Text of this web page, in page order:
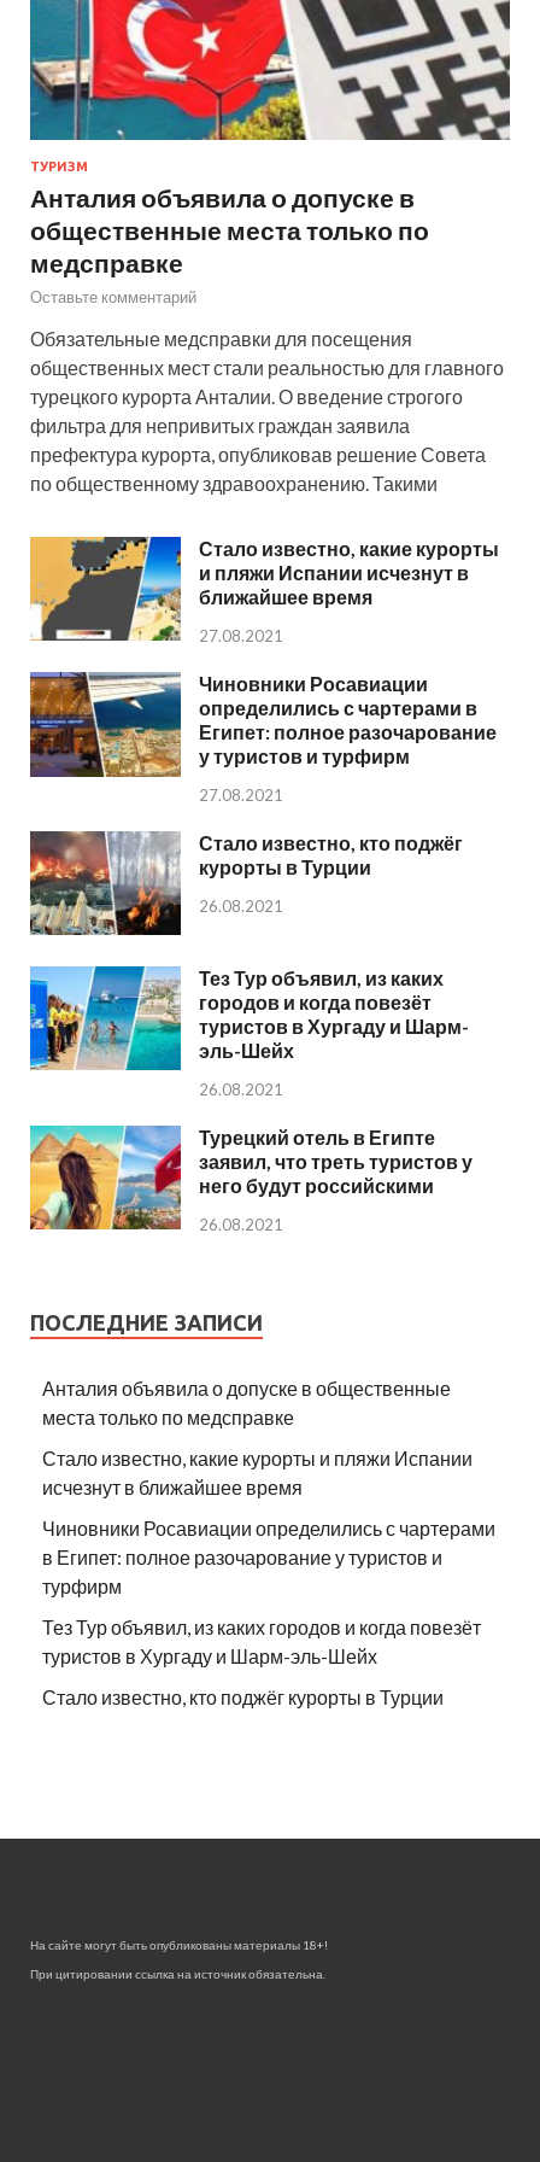
ТУРИЗМ
Анталия объявила о допуске в
общественные места только по
медсправке
Оставьте комментарий
Обязательные медсправки для посещения
общественных мест стали реальностью для главного
турецкого курорта Анталии. О введение строгого
фильтра для непривитых граждан заявила
префектура курорта, опубликовав решение Совета
по общественному здравоохранению. Такими
Стало известно, какие курорты
и пляжи Испании исчезнут в
ближайшее время
27.08.2021
Чиновники Росавиации
определились с чартерами в
Египет: полное разочарование
у туристов и турфирм
27.08.2021
Стало известно, кто поджёг
курорты в Турции
26.08.2021
Тез Тур объявил, из каких
городов и когда повезёт
туристов в Хургаду и Шарм-
эль-Шейх
26.08.2021
Турецкий отель в Египте
заявил, что треть туристов у
него будут российскими
26.08.2021
ПОСЛЕДНИЕ ЗАПИСИ
Анталия объявила о допуске в общественные
места только по медсправке
Стало известно, какие курорты и пляжи Испании
исчезнут в ближайшее время
Чиновники Росавиации определились с чартерами
в Египет: полное разочарование у туристов и
турфирм
Тез Тур объявил, из каких городов и когда повезёт
туристов в Хургаду и Шарм-эль-Шейх
Стало известно, кто поджёг курорты в Турции
На сайте могут быть опубликованы материалы 18+!
При цитировании ссылка на источник обязательна.